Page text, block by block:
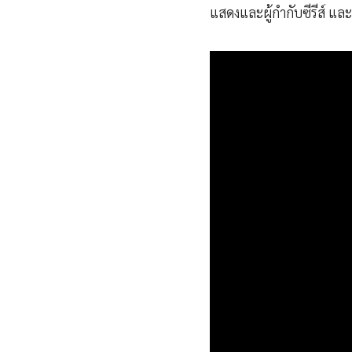
แสดงและผู้กำกับซีรีส์ แล